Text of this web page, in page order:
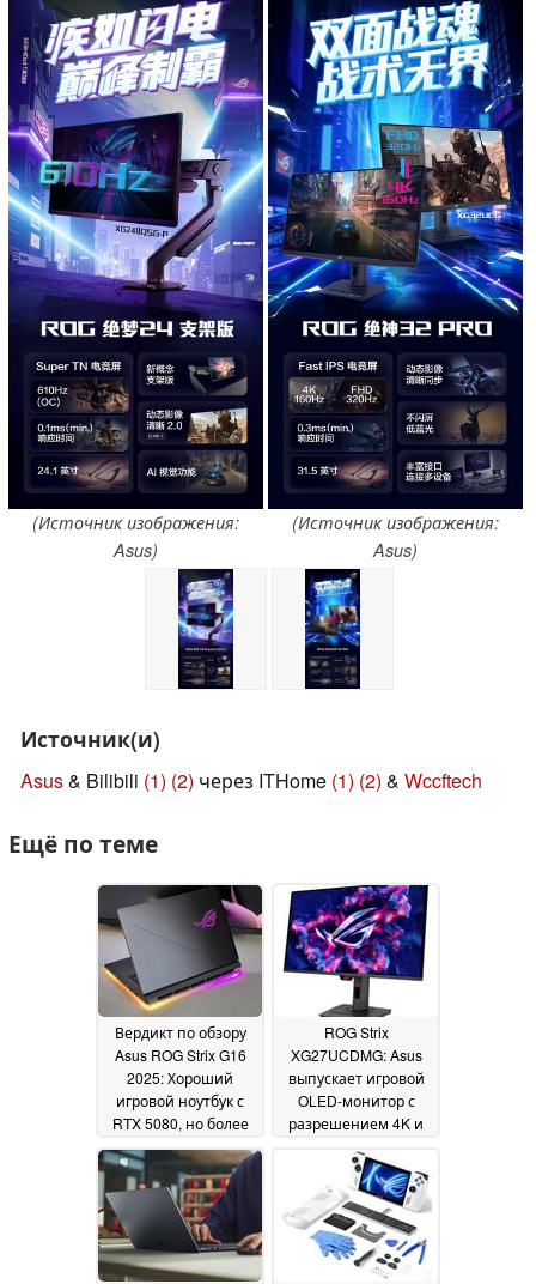
(Источник изображения:
Asus)
(Источник изображения:
Asus)
Источник(и)
Asus& Bilibili (1) (2) через ITHome (1) (2) & Wccftech
Ещё по теме
Вердикт по обзору
Asus ROG Strix G16
2025: Хороший
игровой ноутбук с
RTX 5080, но более
быстрый Ryzen 9
9955HX доступен
только с RTX 5070 Ti
01 May 2025
ROG Strix
XG27UCDMG: Asus
выпускает игровой
OLED-монитор с
разрешением 4K и
Великобритании и
Северной Америке24
April 2025